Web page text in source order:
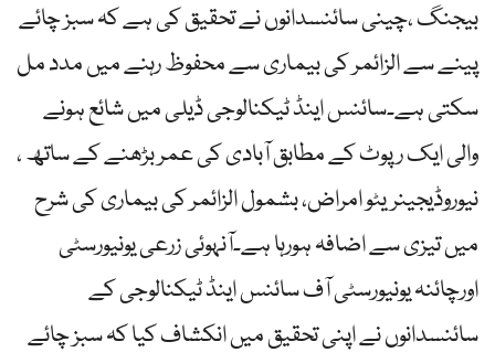
بیجنگ ،چینی سائنسدانوں نے تحقیق کی ہے کہ سبز چائے
پینے سے الزائمر کی بیماری سے محفوظ رہنے میں مدد مل
سکتی ہے۔سائنس اینڈ ٹیکنالوجی ڈیلی میں شائع ہونے
والی ایک رپوٹ کے مطابق آبادی کی عمر بڑھنے کے ساتھ ،
نیوروڈیجینریٹو امراض، بشمول الزائمر کی بیماری کی شرح
میں تیزی سے اضافہ ہورہا ہے۔آنہوئی زرعی یونیورسٹی
اورچائنہ یونیورسٹی آف سائنس اینڈ ٹیکنالوجی کے
سائنسدانوں نے اپنی تحقیق میں انکشاف کیا کہ سبز چائے